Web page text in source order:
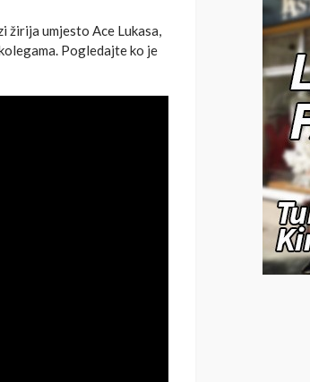
žirija umjesto Ace Lukasa,
Pogledajte ko je